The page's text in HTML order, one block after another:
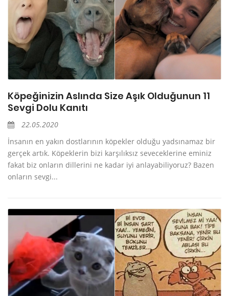
Köpeğinizin Aslında Size Aşık Olduğunun 11
Sevgi Dolu Kanıtı
22.05.2020
İnsanın en yakın dostlarının köpekler olduğu yadsınamaz bir
gerçek artık. Köpeklerin bizi karşılıksız seveceklerine eminiz
fakat biz onların dillerini ne kadar iyi anlayabiliyoruz? Bazen
onların sevgi...